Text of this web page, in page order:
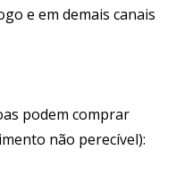
e em demais canais
podem comprar
não perecível):